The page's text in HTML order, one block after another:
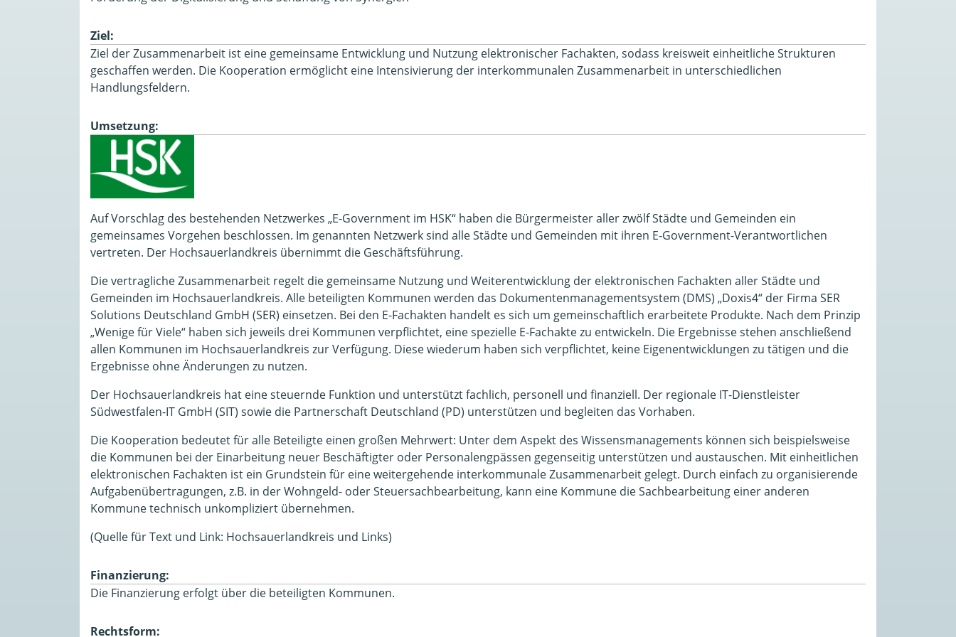
Ziel:
Ziel der Zusammenarbeit ist eine gemeinsame Entwicklung und Nutzung elektronischer Fachakten, sodass kreisweit einheitliche Strukturen
geschaffen werden. Die Kooperation ermöglicht eine Intensivierung der interkommunalen Zusammenarbeit in unterschiedlichen
Handlungsfeldern.
Umsetzung:
Auf Vorschlag des bestehenden Netzwerkes „E-Government im HSK“ haben die Bürgermeister aller zwölf Städte und Gemeinden ein
gemeinsames Vorgehen beschlossen. Im genannten Netzwerk sind alle Städte und Gemeinden mit ihren E-Government-Verantwortlichen
vertreten. Der Hochsauerlandkreis übernimmt die Geschäftsführung.
Die vertragliche Zusammenarbeit regelt die gemeinsame Nutzung und Weiterentwicklung der elektronischen Fachakten aller Städte und
Gemeinden im Hochsauerlandkreis. Alle beteiligten Kommunen werden das Dokumentenmanagementsystem (DMS) „Doxis4“ der Firma SER
Solutions Deutschland GmbH (SER) einsetzen. Bei den E-Fachakten handelt es sich um gemeinschaftlich erarbeitete Produkte. Nach dem Prinzip
„Wenige für Viele“ haben sich jeweils drei Kommunen verpflichtet, eine spezielle E-Fachakte zu entwickeln. Die Ergebnisse stehen anschließend
allen Kommunen im Hochsauerlandkreis zur Verfügung. Diese wiederum haben sich verpflichtet, keine Eigenentwicklungen zu tätigen und die
Ergebnisse ohne Änderungen zu nutzen.
Der Hochsauerlandkreis hat eine steuernde Funktion und unterstützt fachlich, personell und finanziell. Der regionale IT-Dienstleister
Südwestfalen-IT GmbH (SIT) sowie die Partnerschaft Deutschland (PD) unterstützen und begleiten das Vorhaben.
Die Kooperation bedeutet für alle Beteiligte einen großen Mehrwert: Unter dem Aspekt des Wissensmanagements können sich beispielsweise
die Kommunen bei der Einarbeitung neuer Beschäftigter oder Personalengpässen gegenseitig unterstützen und austauschen. Mit einheitlichen
elektronischen Fachakten ist ein Grundstein für eine weitergehende interkommunale Zusammenarbeit gelegt. Durch einfach zu organisierende
Aufgabenübertragungen, z.B. in der Wohngeld- oder Steuersachbearbeitung, kann eine Kommune die Sachbearbeitung einer anderen
Kommune technisch unkompliziert übernehmen.
(Quelle für Text und Link: Hochsauerlandkreis und Links)
Finanzierung:
Die Finanzierung erfolgt über die beteiligten Kommunen.
Rechtsform: